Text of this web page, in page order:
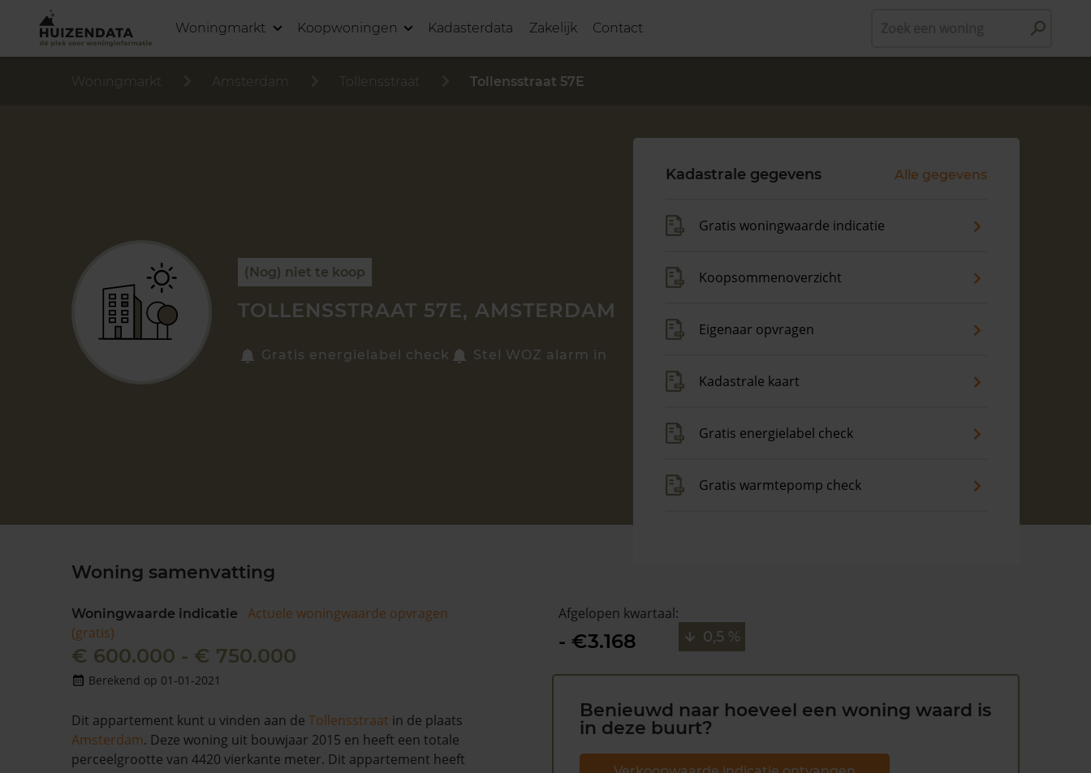
Woningmarkt Koopwoningen Kadasterdata Zakelijk Contact
Woningmarkt Amsterdam Tollensstraat Tollensstraat 57E
(Nog) niet te koop
TOLLENSSTRAAT 57E, AMSTERDAM
Gratis energielabel check Stel WOZ alarm in
Kadastrale gegevens Alle gegevens
Gratis woningwaarde indicatie
Koopsommenoverzicht
Eigenaar opvragen
Kadastrale kaart
Gratis energielabel check
Gratis warmtepomp check
Woning samenvatting
Woningwaarde indicatie
Actuele woningwaarde opvragen
(gratis)
€ 600.000 - € 750.000
Berekend op 01-01-2021
Dit appartement kunt u vinden aan de Tollensstraat in de plaats
Amsterdam. Deze woning uit bouwjaar 2015 en heeft een totale
perceelgrootte van 4420 vierkante meter. Dit appartement heeft
Afgelopen kwartaal:
- €3.168 0,5 %
Benieuwd naar hoeveel een woning waard is
in deze buurt?